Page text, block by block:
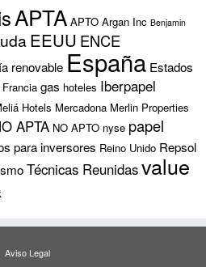
APTA APTO Argan Inc Benjamin
EEUU ENCE
renovable España Estados
Francia gas hoteles Iberpapel
Hotels Mercadona Merlin Properties
APTA NO APTO nyse papel
para inversores Reino Unido Repsol
Técnicas Reunidasvalue
Aviso Legal